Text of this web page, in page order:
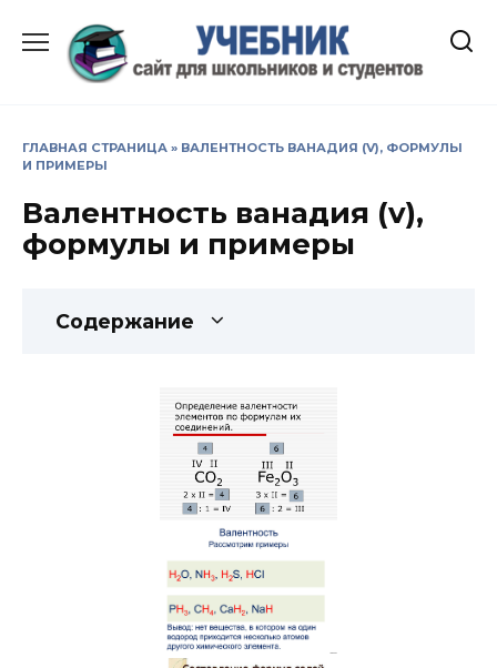
содержанию
ГЛАВНАЯ СТРАНИЦА » ВАЛЕНТНОСТЬ ВАНАДИЯ (V), ФОРМУЛЫ
И ПРИМЕРЫ
Валентность ванадия (v),
формулы и примеры
Содержание